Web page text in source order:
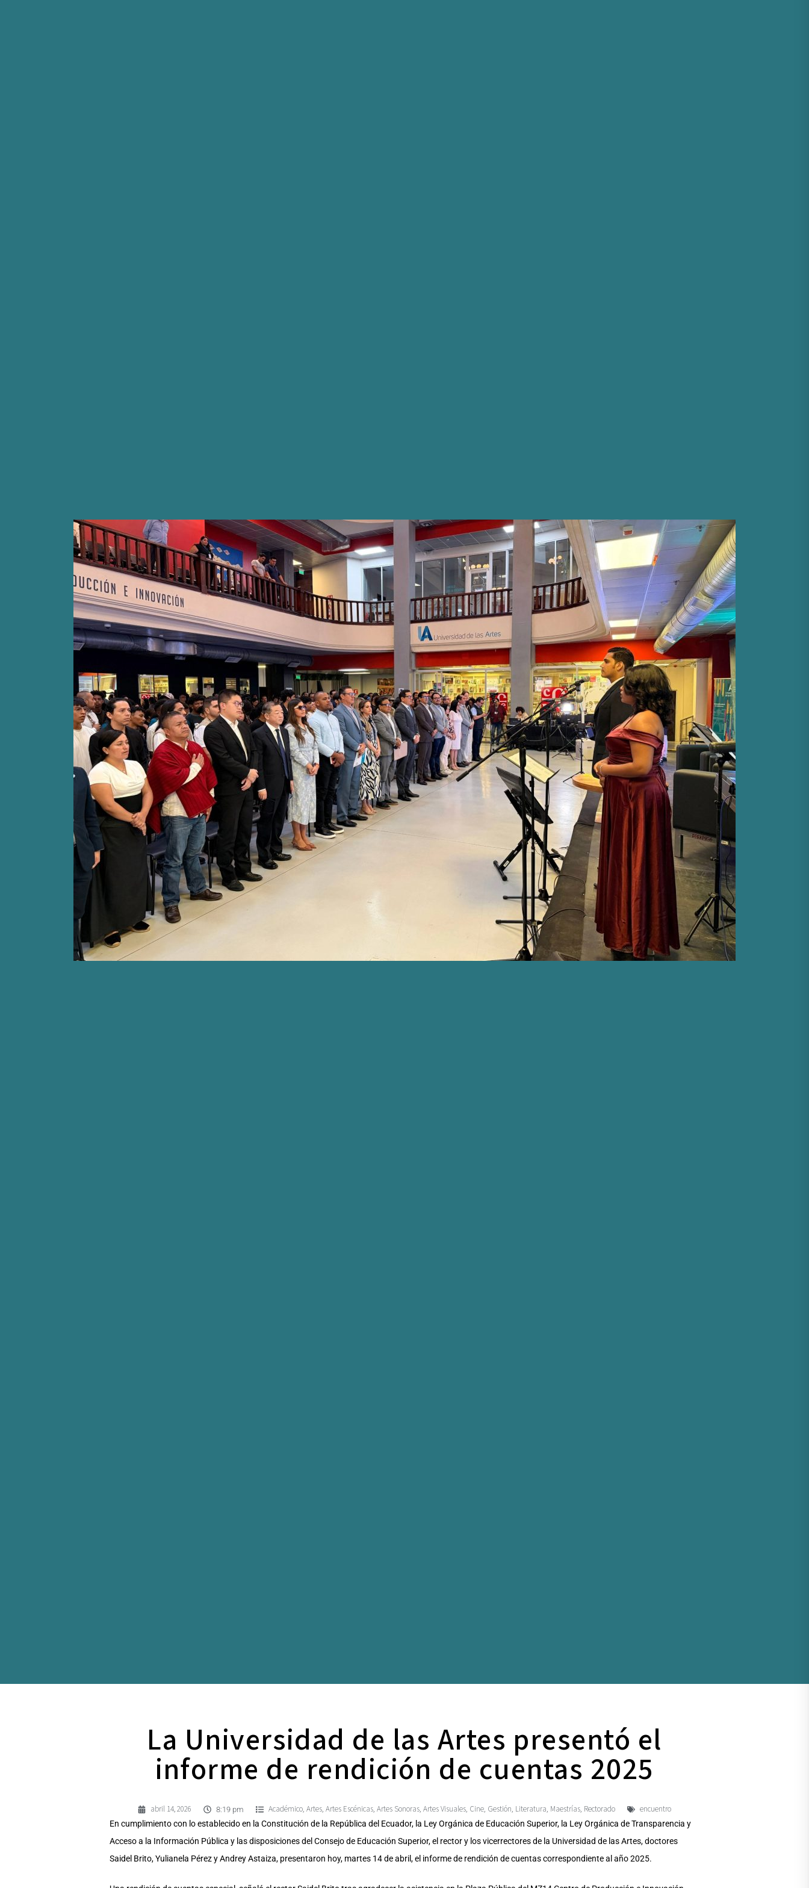
La Universidad de las Artes presentó el
informe de rendición de cuentas 2025
abril 14, 2026 8:19 pm Académico, Artes, Artes Escénicas, Artes Sonoras, Artes Visuales, Cine, Gestión, Literatura, Maestrías, Rectorado encuentro
En cumplimiento con lo establecido en la Constitución de la República del Ecuador, la Ley Orgánica de Educación Superior, la Ley Orgánica de Transparencia y
Acceso a la Información Pública y las disposiciones del Consejo de Educación Superior, el rector y los vicerrectores de la Universidad de las Artes, doctores
Saidel Brito, Yulianela Pérez y Andrey Astaiza, presentaron hoy, martes 14 de abril, el informe de rendición de cuentas correspondiente al año 2025.